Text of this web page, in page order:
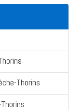
Thorins